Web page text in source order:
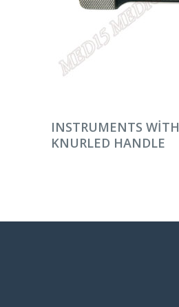
DEVAMINI OKU
INSTRUMENTS WITH
KNURLED HANDLE